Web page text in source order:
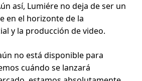
así, Lumiére no deja de ser un
en el horizonte de la
y la producción de video.
no está disponible para
cuándo se lanzará